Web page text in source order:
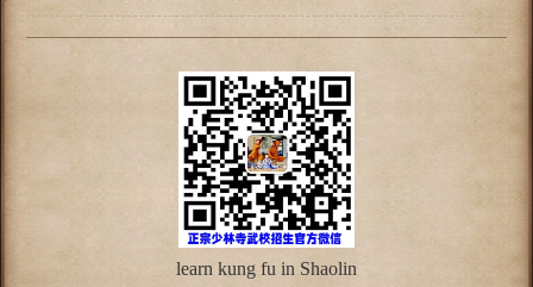
learn kung fu in Shaolin